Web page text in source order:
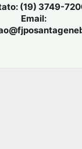
(19) 3749-
Email: